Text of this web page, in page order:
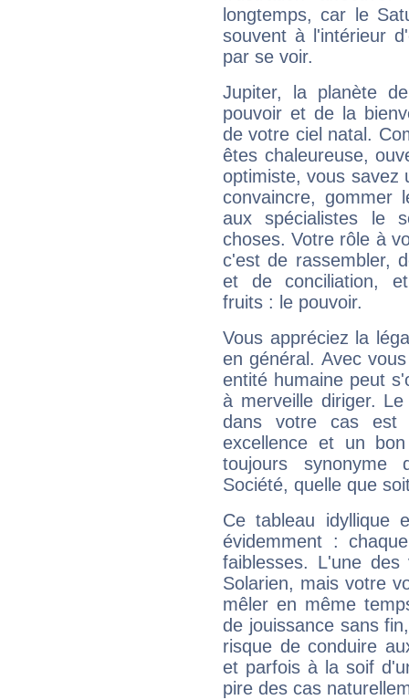
longtemps, car le
souvent à l'intérieur
par se voir.
Jupiter, la planète
pouvoir et de la
de votre ciel natal.
êtes chaleureuse,
optimiste, vous savez
convaincre, gommer
aux spécialistes le
choses. Votre rôle à
c'est de rassembler,
et de conciliation,
fruits : le pouvoir.
Vous appréciez la
en général. Avec
entité humaine peut
à merveille diriger.
dans votre cas est
excellence et un
toujours synonyme
Société, quelle que
Ce tableau idyllique
évidemment :
faiblesses. L'une
Solarien, mais votre
mêler en même
de jouissance sans
risque de conduire
et parfois à la soif
pire des cas